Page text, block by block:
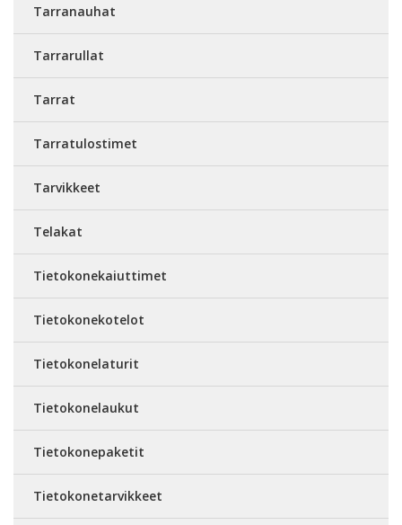
Tarranauhat
Tarrarullat
Tarrat
Tarratulostimet
Tarvikkeet
Telakat
Tietokonekaiuttimet
Tietokonekotelot
Tietokonelaturit
Tietokonelaukut
Tietokonepaketit
Tietokonetarvikkeet